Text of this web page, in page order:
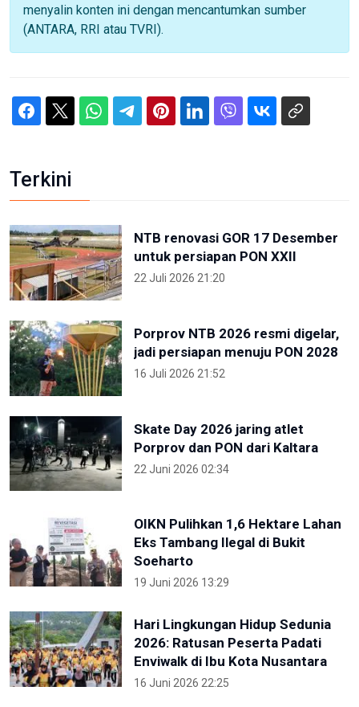
menyalin konten ini dengan mencantumkan sumber
(ANTARA, RRI atau TVRI).
Terkini
NTB renovasi GOR 17 Desember
untuk persiapan PON XXII
22 Juli 2026 21:20
Porprov NTB 2026 resmi digelar,
jadi persiapan menuju PON 2028
16 Juli 2026 21:52
Skate Day 2026 jaring atlet
Porprov dan PON dari Kaltara
22 Juni 2026 02:34
OIKN Pulihkan 1,6 Hektare Lahan
Eks Tambang Ilegal di Bukit
Soeharto
19 Juni 2026 13:29
Hari Lingkungan Hidup Sedunia
2026: Ratusan Peserta Padati
Enviwalk di Ibu Kota Nusantara
16 Juni 2026 22:25